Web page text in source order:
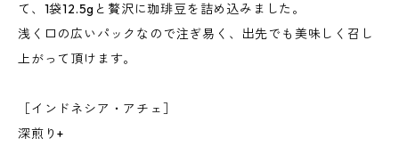
て、1袋12.5gと贅沢に珈琲豆を詰め込みました。
浅く口の広いパックなので注ぎ易く、出先でも美味しく召し
上がって頂けます。
［インドネシア・アチェ］
深煎り+